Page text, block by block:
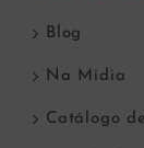
Blog
Na Mídia
Catálogo